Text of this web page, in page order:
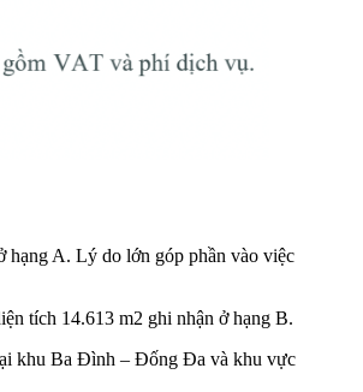
hạng A. Lý do lớn góp phần vào việc
tích 14.613 m2 ghi nhận ở hạng B.
khu Ba Đình – Đống Đa và khu vực